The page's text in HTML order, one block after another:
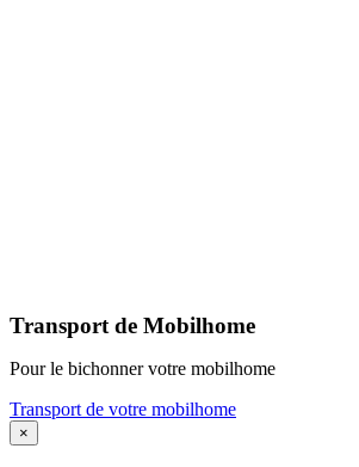
Transport de Mobilhome
Pour le bichonner votre mobilhome
Transport de votre mobilhome
Fermer
la
×